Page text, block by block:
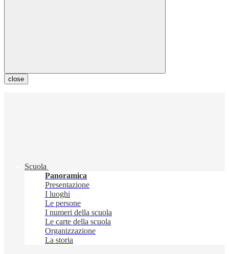
close
Scuola
Panoramica
Presentazione
I luoghi
Le persone
I numeri della scuola
Le carte della scuola
Organizzazione
La storia